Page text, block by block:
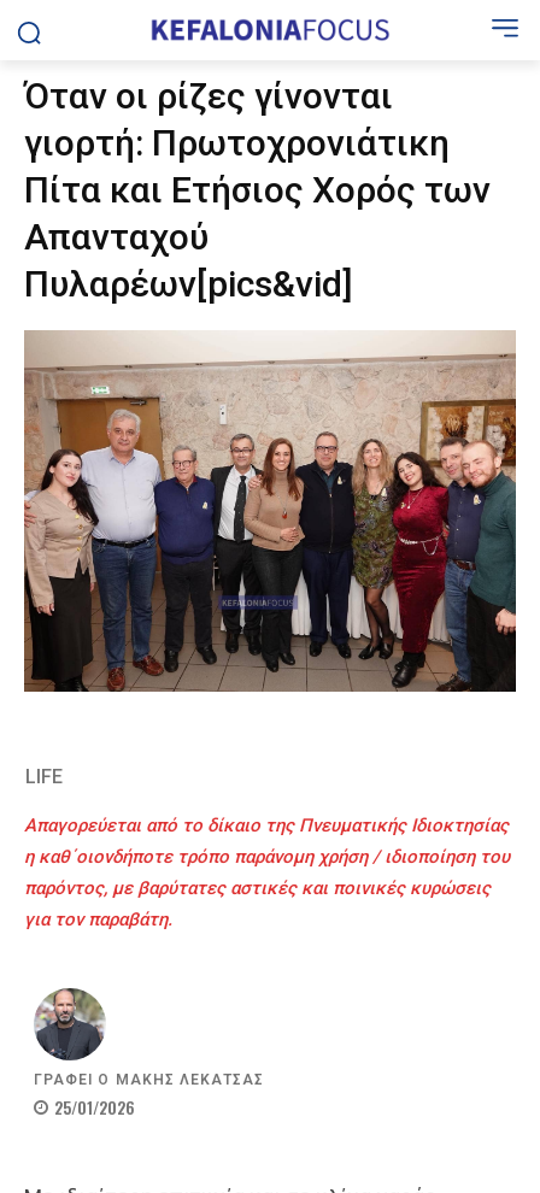
Όταν οι ρίζες γίνονται
γιορτή: Πρωτοχρονιάτικη
Πίτα και Ετήσιος Χορός των
Απανταχού
Πυλαρέων[pics&vid]
LIFE
Απαγορεύεται από το δίκαιο της Πνευματικής Ιδιοκτησίας
η καθ΄οιονδήποτε τρόπο παράνομη χρήση / ιδιοποίηση του
παρόντος, με βαρύτατες αστικές και ποινικές κυρώσεις
για τον παραβάτη.
ΓΡΑΦΕΙ Ο ΜΑΚΗΣ ΛΕΚΑΤΣΑΣ
25/01/2026